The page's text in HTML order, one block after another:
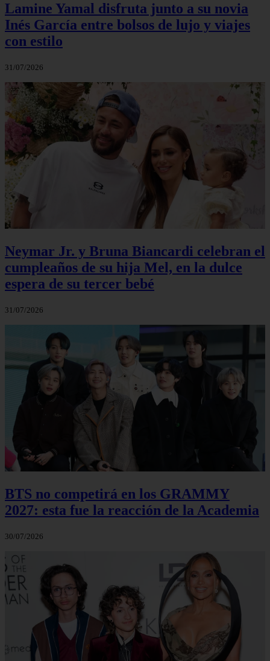
Lamine Yamal disfruta junto a su novia
Inés García entre bolsos de lujo y viajes
con estilo
31/07/2026
Neymar Jr. y Bruna Biancardi celebran el
cumpleaños de su hija Mel, en la dulce
espera de su tercer bebé
31/07/2026
BTS no competirá en los GRAMMY
2027: esta fue la reacción de la Academia
30/07/2026